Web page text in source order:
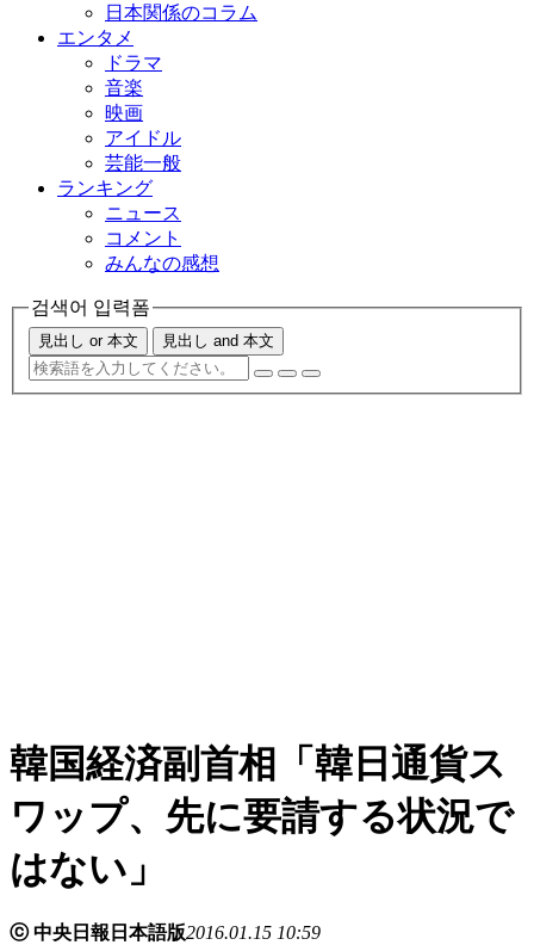
日本関係のコラム
エンタメ
ドラマ
音楽
映画
アイドル
芸能一般
ランキング
ニュース
コメント
みんなの感想
검색어 입력폼
見出し or 本文 見出し and 本文
韓国経済副首相「韓日通貨ス
ワップ、先に要請する状況で
はない」
ⓒ 中央日報日本語版2016.01.15 10:59